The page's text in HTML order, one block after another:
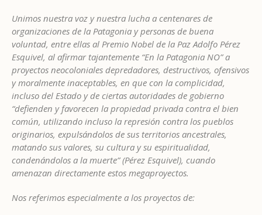
Unimos nuestra voz y nuestra lucha a centenares de
organizaciones de la Patagonia y personas de buena
voluntad, entre ellas al Premio Nobel de la Paz Adolfo Pérez
Esquivel, al afirmar tajantemente “En la Patagonia NO” a
proyectos neocoloniales depredadores, destructivos, ofensivos
y moralmente inaceptables, en que con la complicidad,
incluso del Estado y de ciertas autoridades de gobierno
“defienden y favorecen la propiedad privada contra el bien
común, utilizando incluso la represión contra los pueblos
originarios, expulsándolos de sus territorios ancestrales,
matando sus valores, su cultura y su espiritualidad,
condenándolos a la muerte” (Pérez Esquivel), cuando
amenazan directamente estos megaproyectos.
Nos referimos especialmente a los proyectos de: